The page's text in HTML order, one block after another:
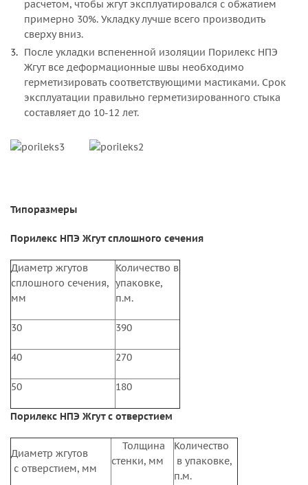
расчетом, чтобы жгут эксплуатировался с обжатием
примерно 30%. Укладку лучше всего производить
сверху вниз.
После укладки вспененной изоляции Порилекс НПЭ
Жгут все деформационные швы необходимо
герметизировать соответствующими мастиками. Срок
эксплуатации правильно герметизированного стыка
составляет до 10-12 лет.
Типоразмеры
Порилекс НПЭ Жгут сплошного сечения
Диаметр жгутов
сплошного сечения,
мм
Количество в
упаковке,
п.м.
30 390
40 270
50 180
Порилекс НПЭ Жгут с отверстием
Диаметр жгутов
с отверстием, мм
Толщина
стенки, мм
Количество
в упаковке,
п.м.